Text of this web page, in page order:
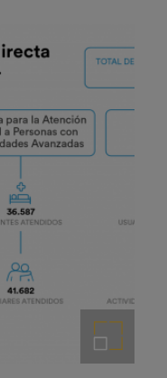
Ampliar imagen